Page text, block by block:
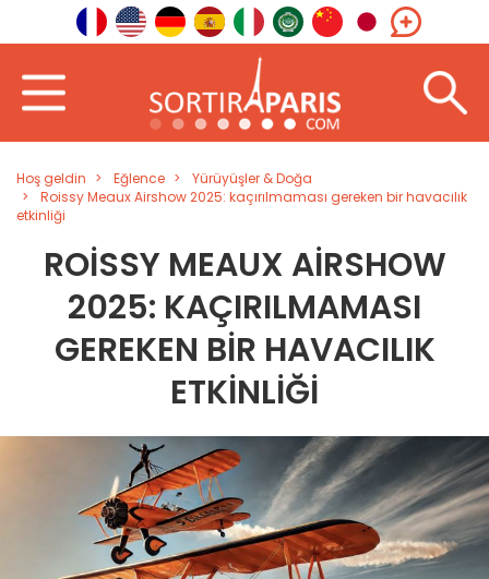
Hoş geldin Eğlence
Yürüyüşler & Doğa
Roissy Meaux Airshow 2025: kaçırılmaması gereken bir havacılık
etkinliği
ROISSY MEAUX AIRSHOW
2025: KAÇIRILMAMASI
GEREKEN BIR HAVACILIK
ETKINLIĞI